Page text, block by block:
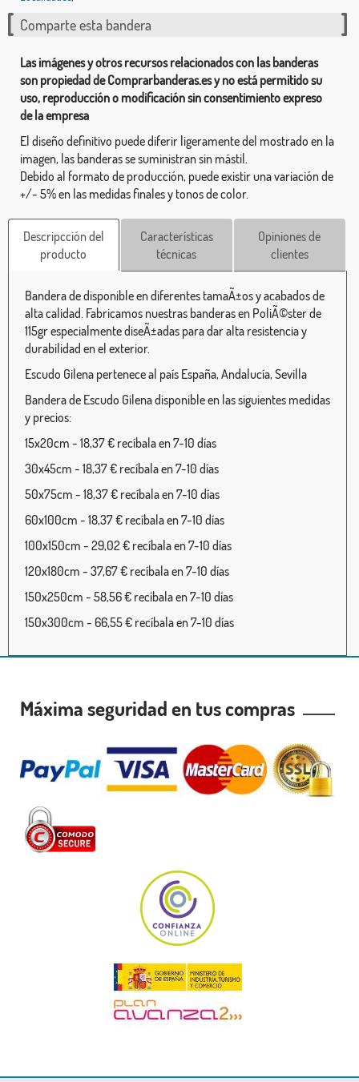
Comparte esta bandera
Las imágenes y otros recursos relacionados con las banderas
son propiedad de Comprarbanderas.es y no está permitido su
uso, reproducción o modificación sin consentimiento expreso
de la empresa
El diseño definitivo puede diferir ligeramente del mostrado en la
imagen, las banderas se suministran sin mástil.
Debido al formato de producción, puede existir una variación de
+/- 5% en las medidas finales y tonos de color.
Descripcción del
producto
Características
técnicas
Opiniones de
clientes
Bandera de disponible en diferentes tamaÃ±os y acabados de
alta calidad. Fabricamos nuestras banderas en PoliÃ©ster de
115gr especialmente diseÃ±adas para dar alta resistencia y
durabilidad en el exterior.
Escudo Gilena pertenece al país España, Andalucía, Sevilla
Bandera de Escudo Gilena disponible en las siguientes medidas
y precios:
15x20cm - 18,37 € recíbala en 7-10 días
30x45cm - 18,37 € recíbala en 7-10 días
50x75cm - 18,37 € recíbala en 7-10 días
60x100cm - 18,37 € recíbala en 7-10 días
100x150cm - 29,02 € recíbala en 7-10 días
120x180cm - 37,67 € recíbala en 7-10 días
150x250cm - 58,56 € recíbala en 7-10 días
150x300cm - 66,55 € recíbala en 7-10 días
Máxima seguridad en tus compras